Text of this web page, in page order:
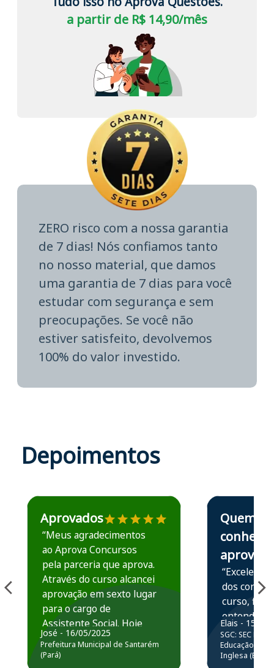
a partir de R$ 14,90/mês
ZERO risco com a nossa garantia
de 7 dias! Nós confiamos tanto
no nosso material, que damos
uma garantia de 7 dias para você
estudar com segurança e sem
preocupações. Se você não
estiver satisfeito, devolvemos
100% do valor investido.
Depoimentos
Estudante José recomenda o Aprova Concursos em
Aprovados
“Meus agradecimentos
ao Aprova Concursos
pela parceria que aprova.
Através do curso alcancei
aprovação em sexto lugar
para o cargo de
Assistente Social. Hoje
estou atuando na
Prefeitura de Santarém.
José - 16/05/2025
Prefeitura Municipal de Santarém
(Pará)
Estudante Elais
Quem
conhece,
aprova
“Excelente
dos
curso,
entender e
prática
resolução
questões.”
Elais - 15/07/
SGC: SEC BA
Educação
Inglesa (Edital